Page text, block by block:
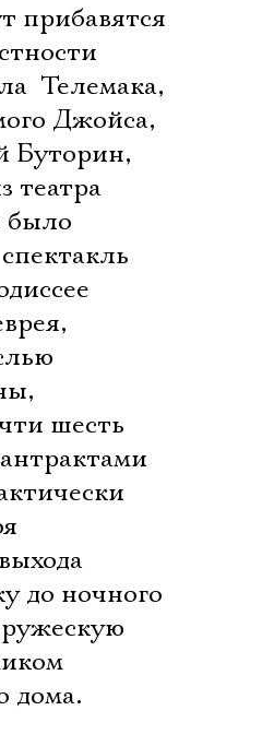
прибавятся
 Телемака,
Джойса,
Буторин,
театра
было
шесть
до ночного
дома.